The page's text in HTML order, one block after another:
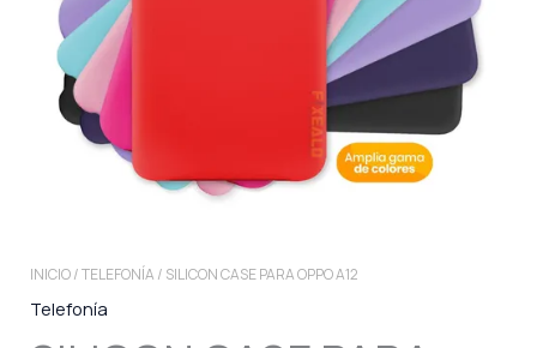
INICIO/TELEFONÍA / SILICON CASE PARA OPPO A12
Telefonía